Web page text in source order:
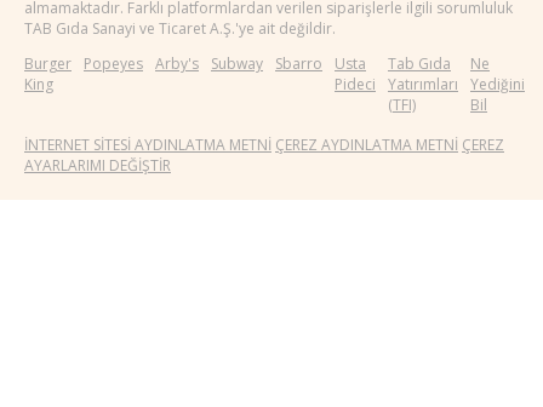
almamaktadır. Farklı platformlardan verilen siparişlerle ilgili sorumluluk
TAB Gıda Sanayi ve Ticaret A.Ş.'ye ait değildir.
Burger
King
Popeyes Arby's Subway Sbarro
Usta
Pideci
Tab Gıda
Yatırımları
(TFI)
Ne
Yediğini
Bil
İNTERNET SİTESİ AYDINLATMA METNİ ÇEREZ AYDINLATMA METNİ ÇEREZ
AYARLARIMI DEĞİŞTİR